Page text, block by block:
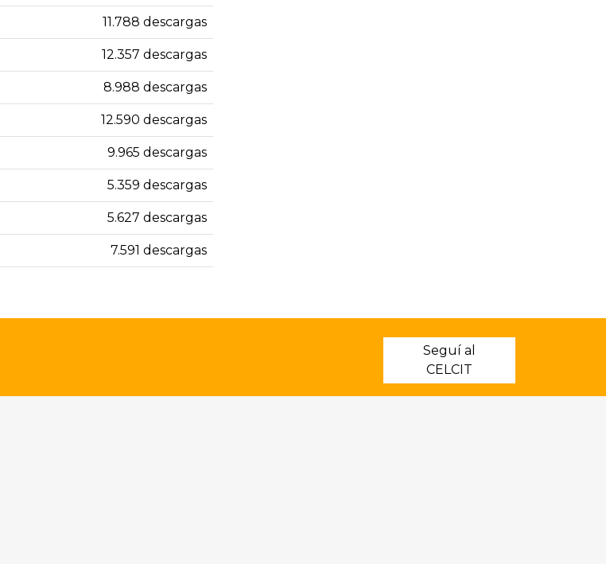
11.788 descargas
12.357 descargas
8.988 descargas
12.590 descargas
9.965 descargas
5.359 descargas
5.627 descargas
7.591 descargas
Seguí al
CELCIT